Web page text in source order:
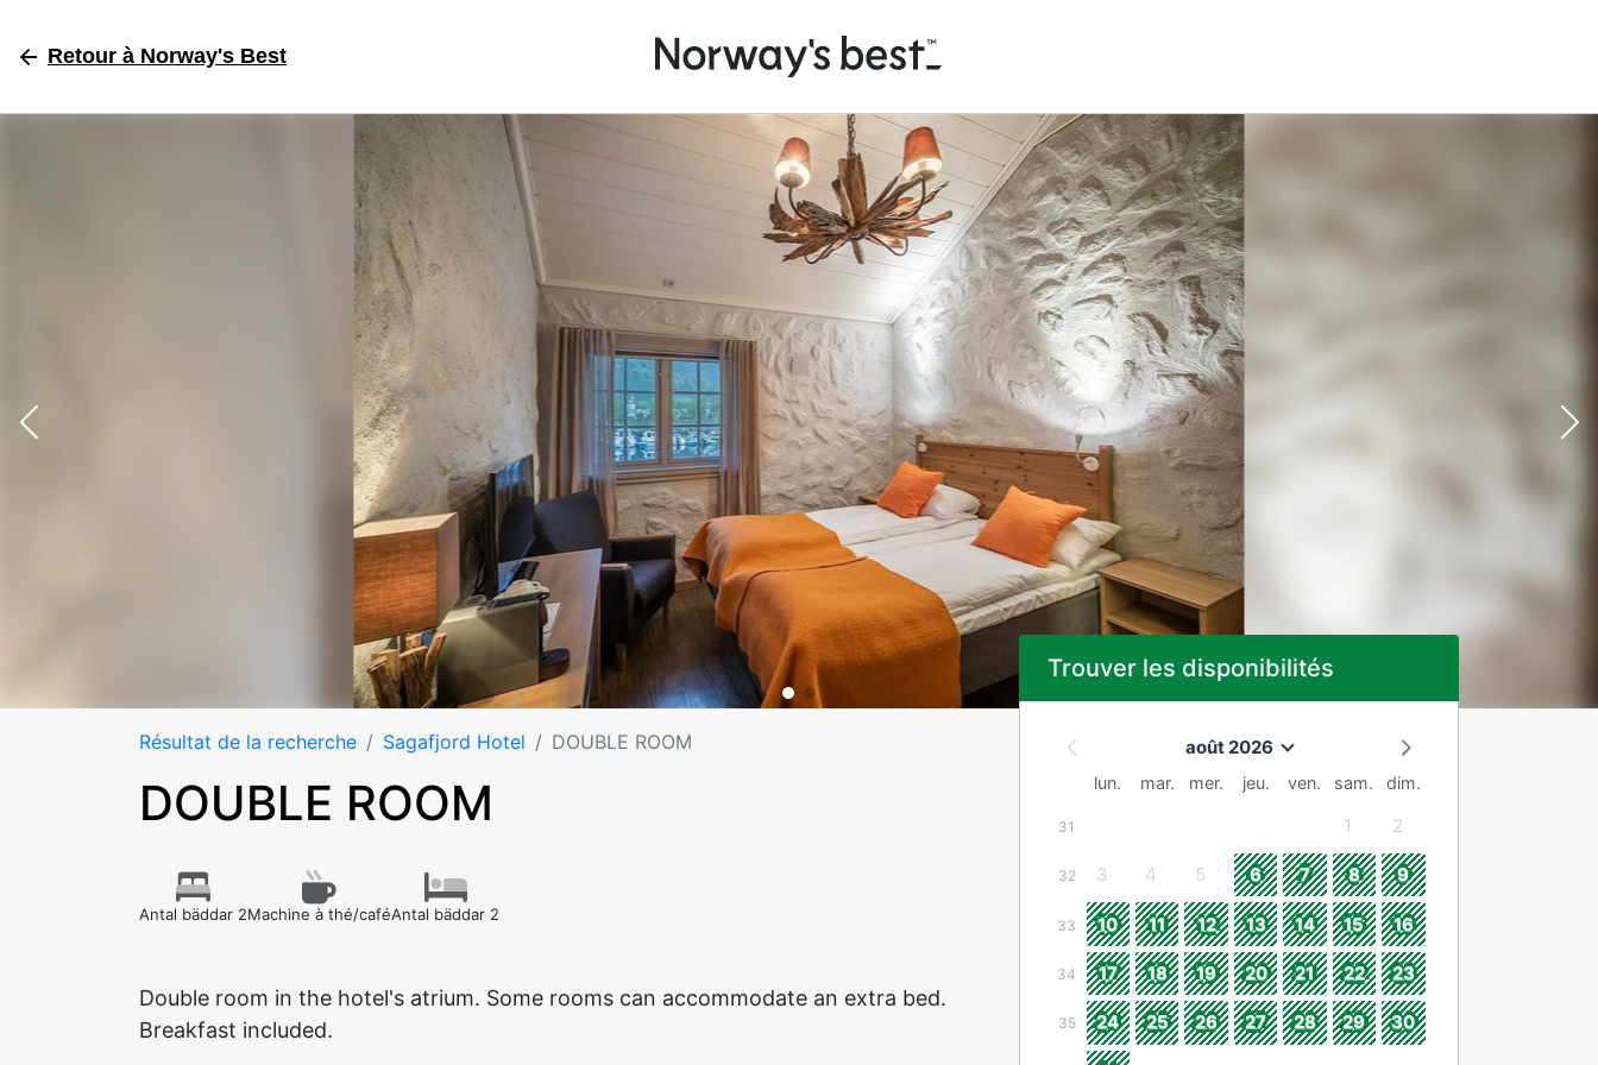
Retour à Norway's Best
Résultat de la recherche Sagafjord Hotel DOUBLE ROOM
DOUBLE ROOM
Antal bäddar 2Machine à thé/caféAntal bäddar 2
Double room in the hotel's atrium. Some rooms can accommodate an extra bed.
Breakfast included.
Trouver les disponibilités
août 2026
lun. mar. mer. jeu. ven. sam. dim.
31 1 2
32 3 4 5 6 7 8 9
33 10 11 12 13 14 15 16
34 17 18 19 20 21 22 23
35 24 25 26 27 28 29 30